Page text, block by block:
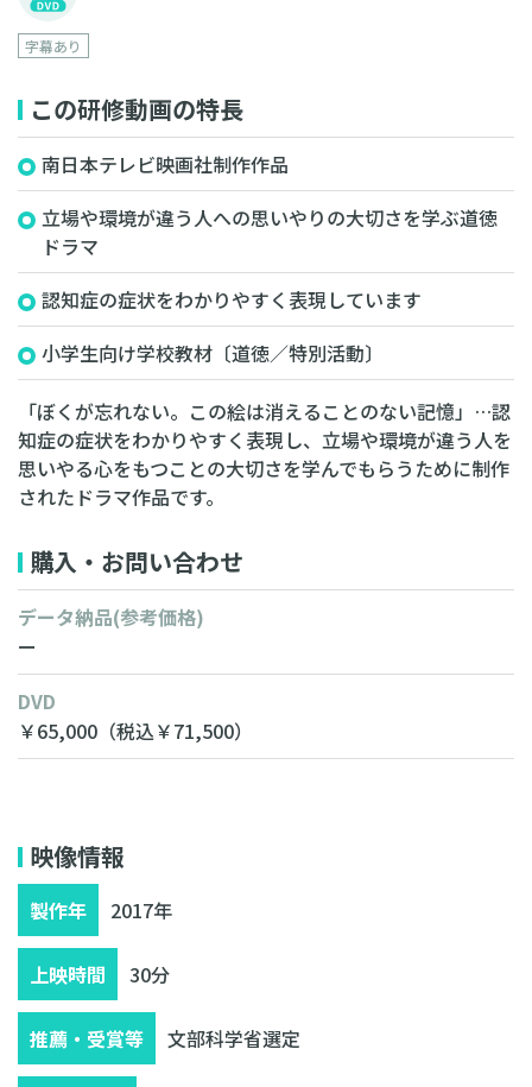
字幕あり
この研修動画の特長
南日本テレビ映画社制作作品
立場や環境が違う人への思いやりの大切さを学ぶ道徳
ドラマ
認知症の症状をわかりやすく表現しています
小学生向け学校教材〔道徳／特別活動〕
「ぼくが忘れない。この絵は消えることのない記憶」…認
知症の症状をわかりやすく表現し、立場や環境が違う人を
思いやる心をもつことの大切さを学んでもらうために制作
されたドラマ作品です。
購入・お問い合わせ
データ納品(参考価格)
ー
DVD
￥65,000 （税込￥71,500）
映像情報
製作年 2017年
上映時間 30分
推薦・受賞等 文部科学省選定